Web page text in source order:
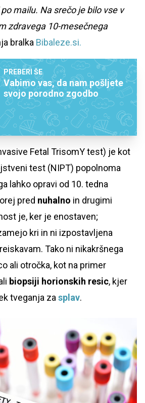
mailu. Na srečo je bilo vse v
zdravega 10-mesečnega
bralka Bibaleze.si.
PREBERI ŠE
Vabimo vas, da nam pošljete
svojo porodno zgodbo
Fetal TrisomY test) je kot
test (NIPT) popolnoma
lahko opravi od 10. tedna
pred nuhalno in drugimi
je, ker je enostaven;
kri in ni izpostavljena
Tako ni nikakršnega
ali otročka, kot na primer
biopsiji horionskih resic, kjer
tveganja za splav.